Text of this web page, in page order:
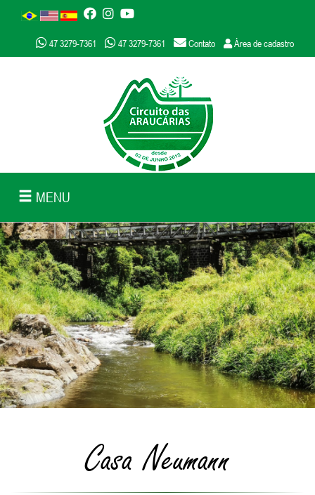
47 3279-7361 47 3279-7361 Contato Área de cadastro
MENU
Casa Neumann